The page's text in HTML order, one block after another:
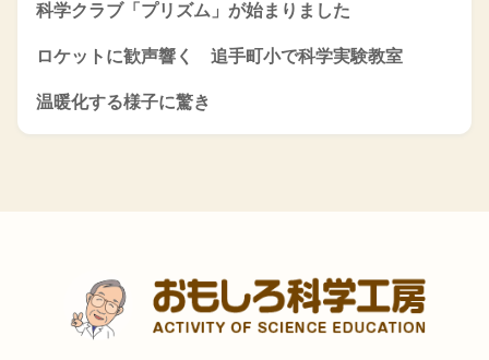
科学クラブ「プリズム」が始まりました
ロケットに歓声響く 追手町小で科学実験教室
温暖化する様子に驚き